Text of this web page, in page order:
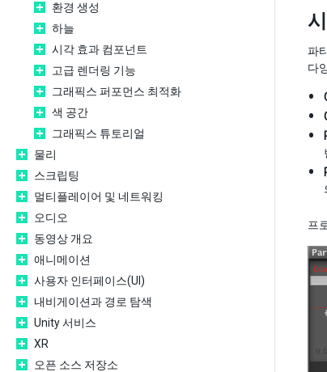
환경 생성
하늘
시각 효과 컴포넌트
고급 렌더링 기능
그래픽스 퍼포먼스 최적화
색 공간
그래픽스 튜토리얼
물리
스크립팅
멀티플레이어 및 네트워킹
오디오
동영상 개요
애니메이션
사용자 인터페이스(UI)
내비게이션과 경로 탐색
Unity 서비스
XR
오픈 소스 저장소
파
다
프